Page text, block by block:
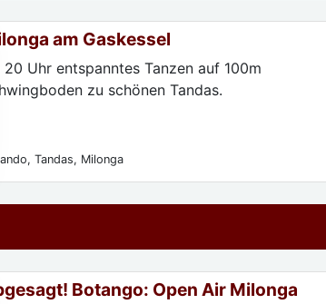
am Gaskessel
20 Uhr entspanntes Tanzen auf 100m
zu schönen Tandas.
Tandas, Milonga
Botango: Open Air Milonga